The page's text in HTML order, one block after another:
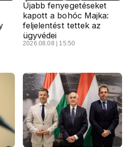
Újabb fenyegetéseket
kapott a bohóc Majka:
feljelentést tettek az
ügyvédei
2026.08.08 | 15:50